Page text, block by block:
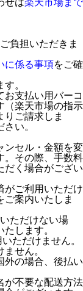
せは楽天市場まで
負担いただきま
に係る事項をご確
。
お支払い用バーコ
（楽天市場の指示
りご請求しま
い。
ンセル・金額を変
。その際、手数料
だく場合がござい
がご利用いただけ
ご案内いたしま
ただけない場
します。
ただけません。
せん。
外の場合、後払い
が不要な配送方法